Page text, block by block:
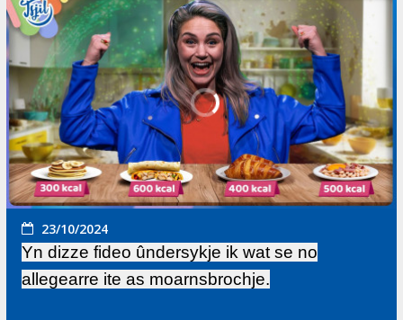
23/10/2024
Yn dizze fideo ûndersykje ik wat se no
allegearre ite as moarnsbrochje.